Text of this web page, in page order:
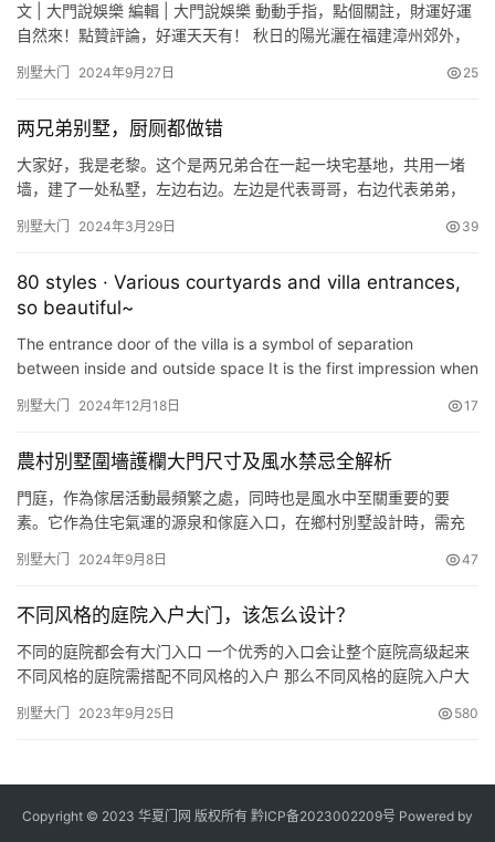
业
资
讯
联
系
我
文 | 大門說娛樂 編輯 | 大門說娛樂 動動手指，點個關註，財運好運
自然來！點贊評論，好運天天有！ 秋日的陽光灑在福建漳州郊外，
樹繁花之間，宛如一幅精致的山水畫卷，一輛黑色轎車緩緩駛入其
來，他就是遠道而來的江西三僚村風水師——曾真君 圖片來源…
别墅大门 2024年9月27日 25
两兄弟别墅，厨厕都做错
大家好，我是老黎。这个是两兄弟合在一起一块宅基地，共用一堵
墙，建了一处私墅，左边右边。左边是代表哥哥，右边代表弟弟，
现，这个楼梯是从这边上上到二楼的，这边的楼梯从这边上上到二
并驾齐驱。 有什么疑问先看看弟弟，弟弟在这个空间，东边为龙，
西边为虎…
别墅大门 2024年3月29日 39
80 styles · Various courtyards and villa entrances,
so beautiful~
The entrance door of the villa is a symbol of separation
between inside and outside space It is the first impression when
别墅大门 2024年12月18日 17
農村別墅圍墻護欄大門尺寸及風水禁忌全解析
門庭，作為傢居活動最頻繁之處，同時也是風水中至關重要的要
素。它作為住宅氣運的源泉和傢庭入口，在鄉村別墅設計時，需充
題，協助打造繁榮昌盛的居所。 別墅圍墻大門的尺寸選擇 別墅圍墻
行人車輛進出且保有足夠的空間感；若庭院面積較大，亦可酌情增
加寬度…
别墅大门 2024年9月8日 47
不同风格的庭院入户大门，该怎么设计？
不同的庭院都会有大门入口 一个优秀的入口会让整个庭院高级起来
不同风格的庭院需搭配不同风格的入户 那么不同风格的庭院入户大
文化的融入，传统的中式庭院入户必备的几个元素镇宅石狮子（石
别墅大门 2023年9月25日 580
Copyright © 2023 华夏门网 版权所有 黔ICP备2023002209号 Powered by